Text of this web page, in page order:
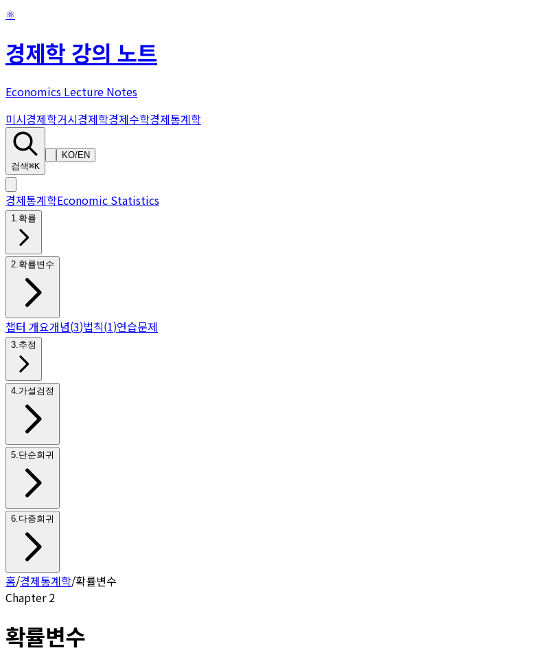
⚛
경제학 강의 노트
Economics Lecture Notes
미시경제학거시경제학경제수학경제통계학
검색⌘K
KO/EN
경제통계학Economic Statistics
1 확률
2 확률변수
챕터 개요개념(3)법칙(1)연습문제
3 추정
4 가설검정
5 단순회귀
6 다중회귀
홈/경제통계학/확률변수
Chapter2
확률변수